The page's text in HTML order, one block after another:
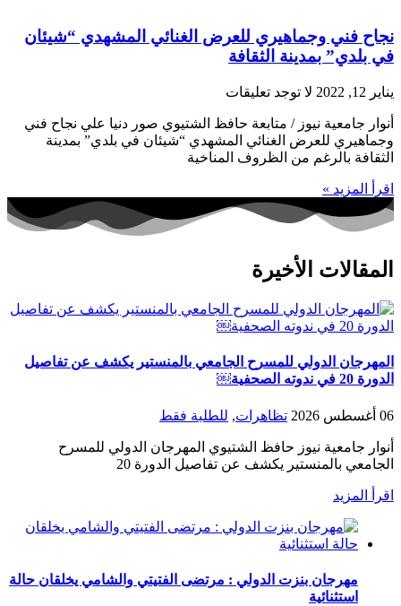
نجاح فني وجماهيري للعرض الغنائي المشهدي “شيئان
في بلدي” بمدينة الثقافة
يناير 12, 2022 لا توجد تعليقات
أنوار جامعية نيوز / متابعة حافظ الشتيوي صور دنيا علي نجاح فني
وجماهيري للعرض الغنائي المشهدي “شيئان في بلدي” بمدينة
الثقافة بالرغم من الظروف المناخية
اقرأ المزيد »
المقالات الأخيرة
المهرجان الدولي للمسرح الجامعي بالمنستير يكشف عن تفاصيل
الدورة 20 في ندوته الصحفية￼
06 أغسطس 2026 تظاهرات, للطلبة فقط
أنوار جامعية نيوز حافظ الشتيوي المهرجان الدولي للمسرح
الجامعي بالمنستير يكشف عن تفاصيل الدورة 20
اقرأ المزيد
مهرجان بنزت الدولي : مرتضى الفتيتي والشامي يخلقان حالة
استثنائية